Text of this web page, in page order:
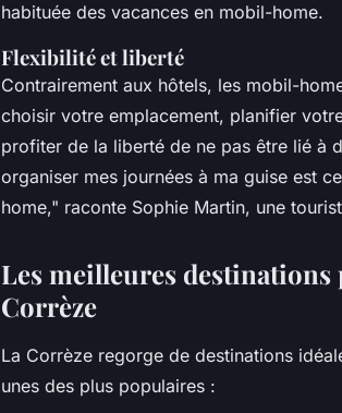
habituée des vacances en mobil-home.
Flexibilité et liberté
Contrairement aux hôtels, les mobil-
choisir votre emplacement, planifier
profiter de la liberté de ne pas être lié à
organiser mes journées à ma guise est
home," raconte Sophie Martin, une
Les meilleures
Corrèze
La Corrèze regorge de destinations
unes des plus populaires :